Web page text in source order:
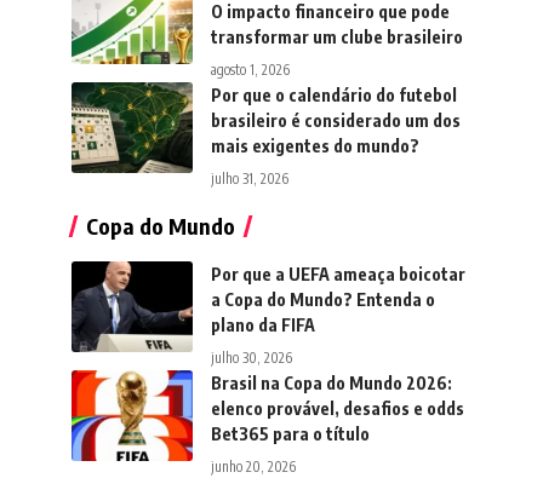
O impacto financeiro que pode
transformar um clube brasileiro
agosto 1, 2026
Por que o calendário do futebol
brasileiro é considerado um dos
mais exigentes do mundo?
julho 31, 2026
Copa do Mundo
Por que a UEFA ameaça boicotar
a Copa do Mundo? Entenda o
plano da FIFA
julho 30, 2026
Brasil na Copa do Mundo 2026:
elenco provável, desafios e odds
Bet365 para o título
junho 20, 2026